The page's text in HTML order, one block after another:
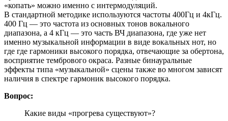
«копать» можно именно с интермодуляций.
В стандартной методике используются частоты 400Гц и 4кГц.
400 Гц — это частота из основных тонов вокального
диапазона, а 4 кГц — это часть ВЧ диапазона, где уже нет
именно музыкальной информации в виде вокальных нот, но
где где гармоники высокого порядка, отвечающие за обертона,
восприятие тембрового окраса. Разные бинауральные
эффекты типа «музыкальной» сцены также во многом зависят
наличия в спектре гармоник высокого порядка.
Вопрос:
Какие виды «прогрева существуют»?